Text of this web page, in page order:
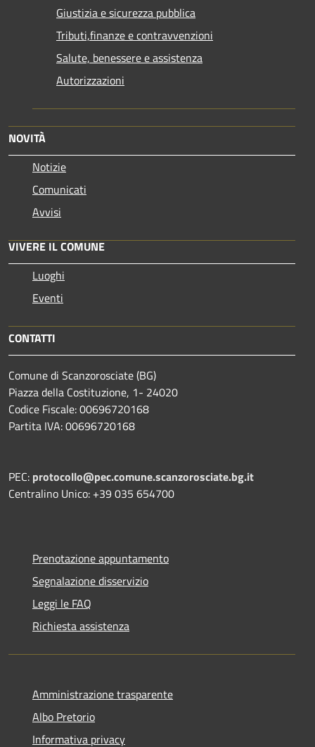
Giustizia e sicurezza pubblica
Tributi,finanze e contravvenzioni
Salute, benessere e assistenza
Autorizzazioni
NOVITÀ
Notizie
Comunicati
Avvisi
VIVERE IL COMUNE
Luoghi
Eventi
CONTATTI
Comune di Scanzorosciate (BG)
Piazza della Costituzione, 1- 24020
Codice Fiscale: 00696720168
Partita IVA: 00696720168
PEC: protocollo@pec.comune.scanzorosciate.bg.it
Centralino Unico: +39 035 654700
Prenotazione appuntamento
Segnalazione disservizio
Leggi le FAQ
Richiesta assistenza
Amministrazione trasparente
Albo Pretorio
Informativa privacy